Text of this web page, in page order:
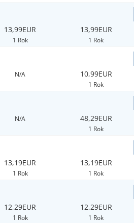
13,99EUR
1 Rok
13,99EUR
1 Rok
N/A 10,99EUR
1 Rok
N/A 48,29EUR
1 Rok
13,19EUR
1 Rok
13,19EUR
1 Rok
12,29EUR
1 Rok
12,29EUR
1 Rok